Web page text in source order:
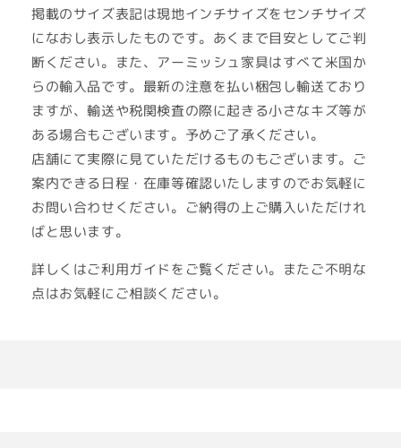
掲載のサイズ表記は現地インチサイズをセンチサイズ
になおし表示したものです。あくまで目安としてご判
断ください。また、アーミッシュ家具はすべて米国か
らの輸入品です。最新の注意を払い梱包し輸送ており
ますが、輸送や税関検査の際に起きる小さなキズ等が
ある場合もございます。予めご了承ください。
店舗にて実際に見ていただけるものもございます。ご
案内できる日程・在庫等確認いたしますのでお気軽に
お問い合わせください。ご納得の上ご購入いただけれ
ばと思います。
詳しくはご利用ガイドをご覧ください。またご不明な
点はお気軽にご相談ください。